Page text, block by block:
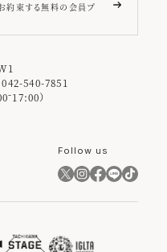
約束する無料の会員プ
540-7851
）
Follow us